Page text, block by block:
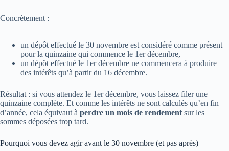
Concrètement :
un dépôt effectué le 30 novembre est considéré comme présent
pour la quinzaine qui commence le 1er décembre,
un dépôt effectué le 1er décembre ne commencera à produire
des intérêts qu’à partir du 16 décembre.
Résultat : si vous attendez le 1er décembre, vous laissez filer une
quinzaine complète. Et comme les intérêts ne sont calculés qu’en fin
d’année, cela équivaut à perdre un mois de rendement sur les
sommes déposées trop tard.
Pourquoi vous devez agir avant le 30 novembre (et pas après)